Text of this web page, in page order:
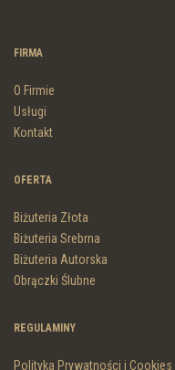
FIRMA
O Firmie
Usługi
Kontakt
OFERTA
Biżuteria Złota
Biżuteria Srebrna
Biżuteria Autorska
Obrączki Ślubne
REGULAMINY
Polityka Prywatności i Cookies